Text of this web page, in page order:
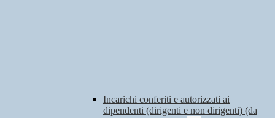
Incarichi conferiti e autorizzati ai
dipendenti (dirigenti e non dirigenti) (da